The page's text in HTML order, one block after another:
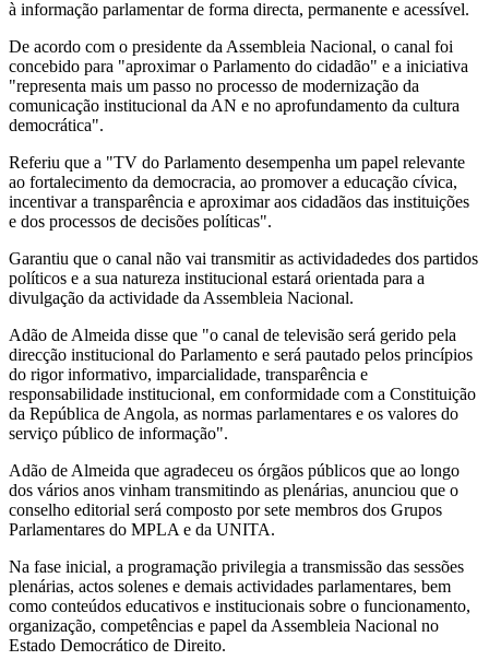
à informação parlamentar de forma directa, permanente e acessível.
De acordo com o presidente da Assembleia Nacional, o canal foi
concebido para "aproximar o Parlamento do cidadão" e a iniciativa
"representa mais um passo no processo de modernização da
comunicação institucional da AN e no aprofundamento da cultura
democrática".
Referiu que a "TV do Parlamento desempenha um papel relevante
ao fortalecimento da democracia, ao promover a educação cívica,
incentivar a transparência e aproximar aos cidadãos das instituições
e dos processos de decisões políticas".
Garantiu que o canal não vai transmitir as actividadedes dos partidos
políticos e a sua natureza institucional estará orientada para a
divulgação da actividade da Assembleia Nacional.
Adão de Almeida disse que "o canal de televisão será gerido pela
direcção institucional do Parlamento e será pautado pelos princípios
do rigor informativo, imparcialidade, transparência e
responsabilidade institucional, em conformidade com a Constituição
da República de Angola, as normas parlamentares e os valores do
serviço público de informação".
Adão de Almeida que agradeceu os órgãos públicos que ao longo
dos vários anos vinham transmitindo as plenárias, anunciou que o
conselho editorial será composto por sete membros dos Grupos
Parlamentares do MPLA e da UNITA.
Na fase inicial, a programação privilegia a transmissão das sessões
plenárias, actos solenes e demais actividades parlamentares, bem
como conteúdos educativos e institucionais sobre o funcionamento,
organização, competências e papel da Assembleia Nacional no
Estado Democrático de Direito.